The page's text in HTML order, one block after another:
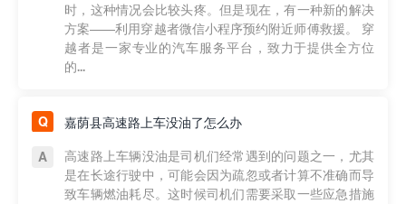
时，这种情况会比较头疼。但是现在，有一种新的解决
方案——利用穿越者微信小程序预约附近师傅救援。 穿
越者是一家专业的汽车服务平台，致力于提供全方位
的...
嘉荫县高速路上车没油了怎么办
高速路上车辆没油是司机们经常遇到的问题之一，尤其
是在长途行驶中，可能会因为疏忽或者计算不准确而导
致车辆燃油耗尽。这时候司机们需要采取一些应急措施